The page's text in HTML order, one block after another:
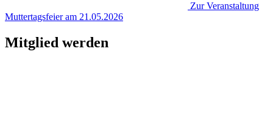
Zur Veranstaltung
Muttertagsfeier am 21.05.2026
Mitglied werden